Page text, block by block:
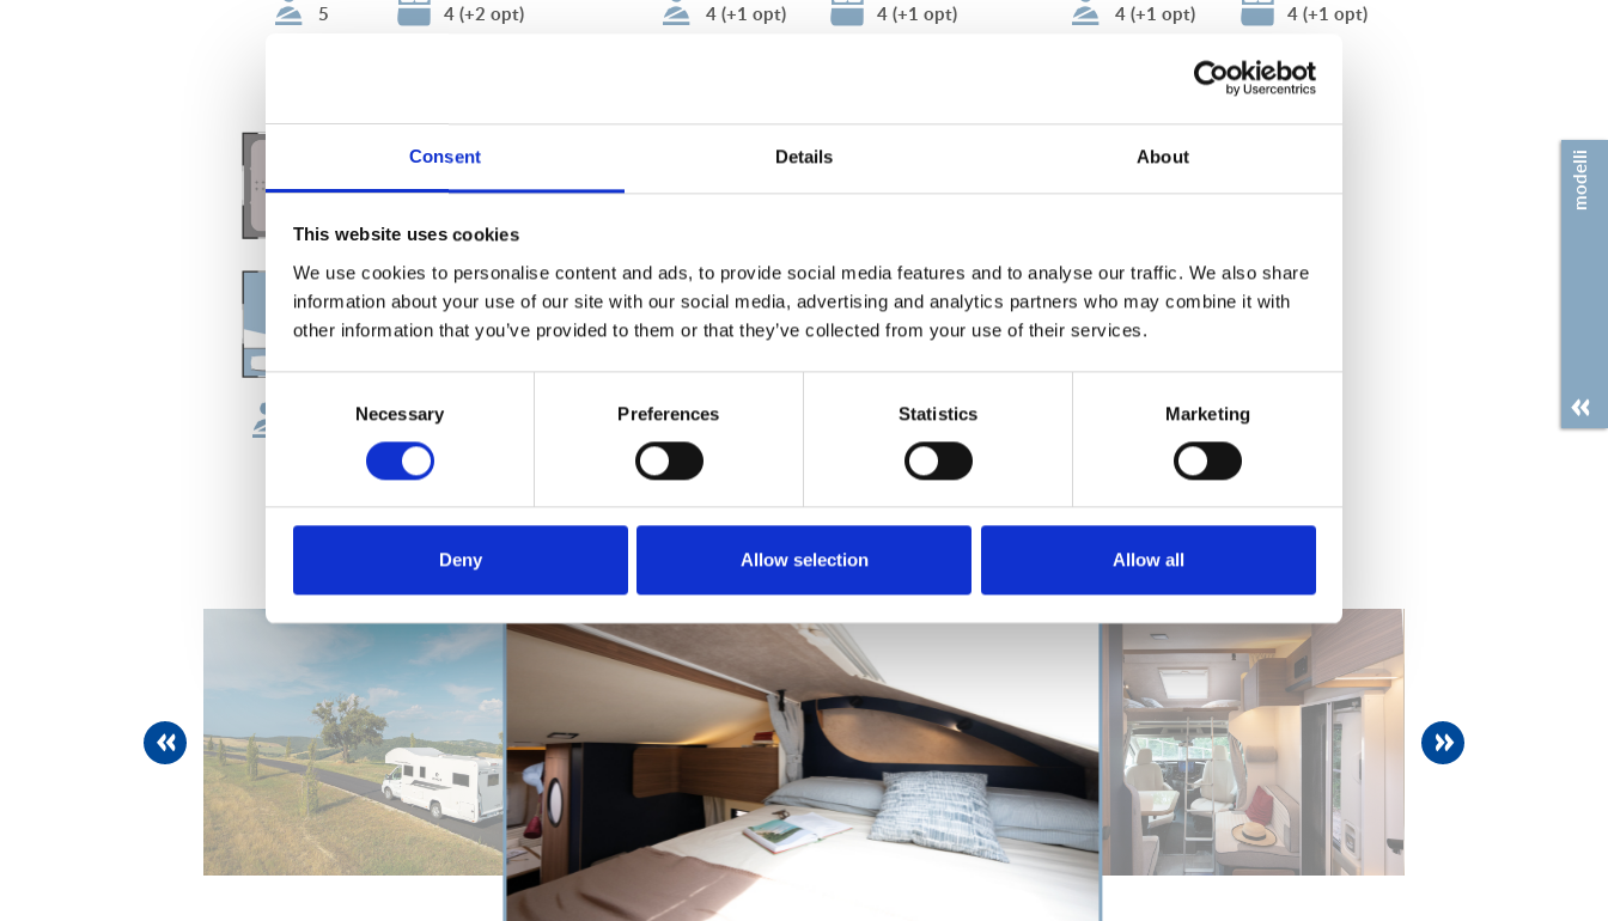
Consent Details About
This website uses cookies
We use cookies to personalise content and ads, to provide social media features and to analyse our traffic. We also share
information about your use of our site with our social media, advertising and analytics partners who may combine it with
other information that you’ve provided to them or that they’ve collected from your use of their services.
Consent
Selection
Necessary Preferences Statistics Marketing
Deny Allow selection Allow all
5 4 (+2 opt) 4 (+1 opt) 4 (+1 opt) 4 (+1 opt) 4 (+1 opt)
4 (+1 opt)
previous next
modelli